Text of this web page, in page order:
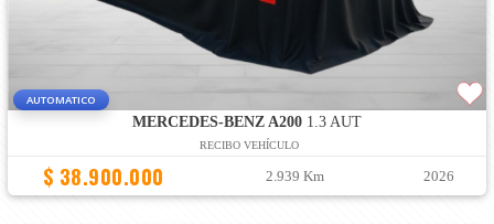
AUTOMATICO
MERCEDES-BENZ A2001.3 AUT
RECIBO VEHÍCULO
$ 38.900.000 2.939 Km 2026